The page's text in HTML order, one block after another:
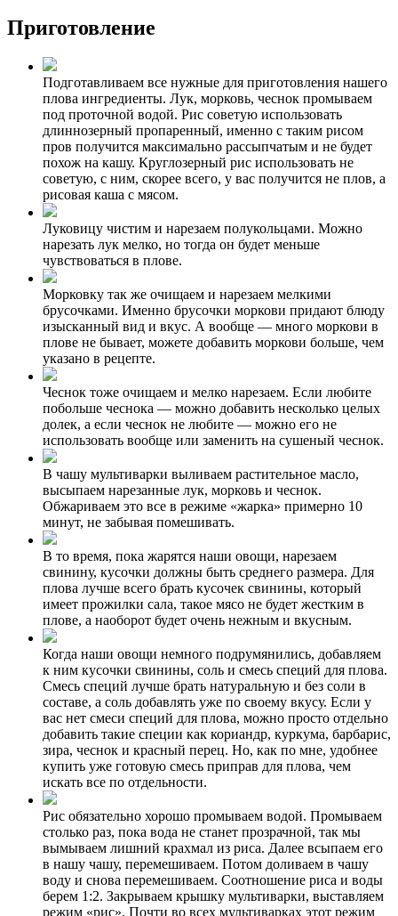
Приготовление
Подготавливаем все нужные для приготовления нашего
плова ингредиенты. Лук, морковь, чеснок промываем
под проточной водой. Рис советую использовать
длиннозерный пропаренный, именно с таким рисом
пров получится максимально рассыпчатым и не будет
похож на кашу. Круглозерный рис использовать не
советую, с ним, скорее всего, у вас получится не плов, а
рисовая каша с мясом.
Луковицу чистим и нарезаем полукольцами. Можно
нарезать лук мелко, но тогда он будет меньше
чувствоваться в плове.
Морковку так же очищаем и нарезаем мелкими
брусочками. Именно брусочки моркови придают блюду
изысканный вид и вкус. А вообще — много моркови в
плове не бывает, можете добавить моркови больше, чем
указано в рецепте.
Чеснок тоже очищаем и мелко нарезаем. Если любите
побольше чеснока — можно добавить несколько целых
долек, а если чеснок не любите — можно его не
использовать вообще или заменить на сушеный чеснок.
В чашу мультиварки выливаем растительное масло,
высыпаем нарезанные лук, морковь и чеснок.
Обжариваем это все в режиме «жарка» примерно 10
минут, не забывая помешивать.
В то время, пока жарятся наши овощи, нарезаем
свинину, кусочки должны быть среднего размера. Для
плова лучше всего брать кусочек свинины, который
имеет прожилки сала, такое мясо не будет жестким в
плове, а наоборот будет очень нежным и вкусным.
Когда наши овощи немного подрумянились, добавляем
к ним кусочки свинины, соль и смесь специй для плова.
Смесь специй лучше брать натуральную и без соли в
составе, а соль добавлять уже по своему вкусу. Если у
вас нет смеси специй для плова, можно просто отдельно
добавить такие специи как кориандр, куркума, барбарис,
зира, чеснок и красный перец. Но, как по мне, удобнее
купить уже готовую смесь приправ для плова, чем
искать все по отдельности.
Рис обязательно хорошо промываем водой. Промываем
столько раз, пока вода не станет прозрачной, так мы
вымываем лишний крахмал из риса. Далее всыпаем его
в нашу чашу, перемешиваем. Потом доливаем в чашу
воду и снова перемешиваем. Соотношение риса и воды
берем 1:2. Закрываем крышку мультиварки, выставляем
режим «рис». Почти во всех мультиварках этот режим